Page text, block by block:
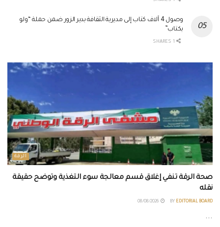
وصول 4 آلاف كتاب إلى مديرية الثقافة بدير الزور ضمن حملة “ولو
بكتاب”
الرقة
صحة الرقة تنفي إغلاق قسم معالجة سوء التغذية وتوضح حقيقة
نقله
BY EDITORIAL BOARD
...